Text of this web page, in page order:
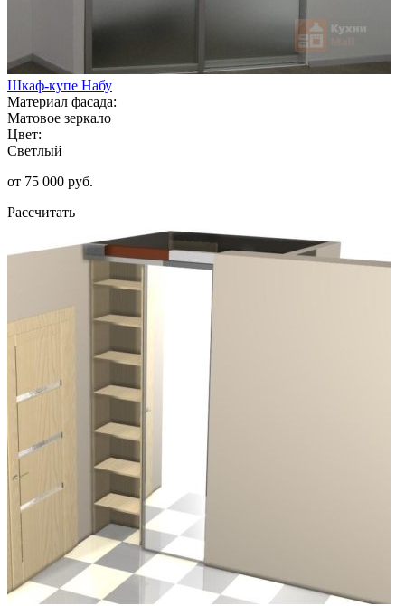
Шкаф-купе Набу
Материал фасада:
Матовое зеркало
Цвет:
Светлый
от 75 000 руб.
Рассчитать